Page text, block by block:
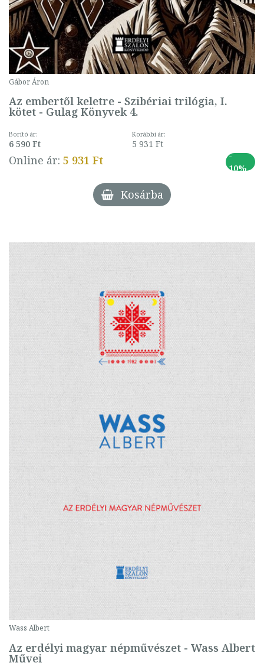
Gábor Áron
Az embertől keletre - Szibériai trilógia, I.
kötet - Gulag Könyvek 4.
Borító ár:
6 590 Ft
Korábbi ár:
5 931 Ft
Online ár: 5 931 Ft
-
10%
Kosárba
Wass Albert
Az erdélyi magyar népművészet - Wass Albert
Művei